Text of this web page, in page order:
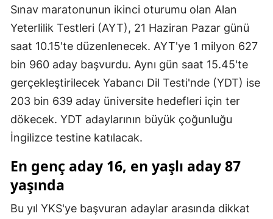
Manisa
Kahramanmaraş
Mardin
Muğla
Muş
Nevşehir
Sınav maratonunun ikinci oturumu olan Alan
Yeterlilik Testleri (AYT), 21 Haziran Pazar günü
saat 10.15'te düzenlenecek. AYT'ye 1 milyon 627
bin 960 aday başvurdu. Aynı gün saat 15.45'te
gerçekleştirilecek Yabancı Dil Testi'nde (YDT) ise
203 bin 639 aday üniversite hedefleri için ter
dökecek. YDT adaylarının büyük çoğunluğu
İngilizce testine katılacak.
En genç aday 16, en yaşlı aday 87
yaşında
Bu yıl YKS'ye başvuran adaylar arasında dikkat